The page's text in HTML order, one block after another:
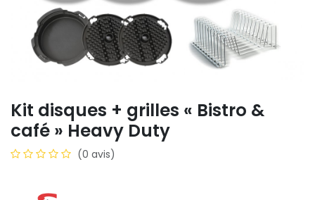
Kit disques + grilles « Bistro &
café » Heavy Duty
(0 avis)